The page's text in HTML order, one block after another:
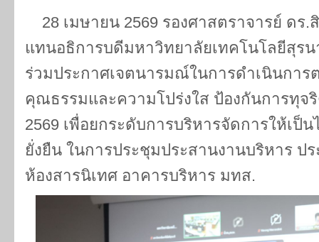
28 เมษายน 2569 รองศาสตราจารย์ ดร
แทนอธิการบดีมหาวิทยาลัยเทคโนโลยีสุร
ร่วมประกาศเจตนารมณ์ในการดำเนินการ
คุณธรรมและความโปร่งใส ป้องกันการทุจ
2569 เพื่อยกระดับการบริหารจัดการให้เป็
ยั่งยืน ในการประชุมประสานงานบริหาร ป
ห้องสารนิเทศ อาคารบริหาร มทส.